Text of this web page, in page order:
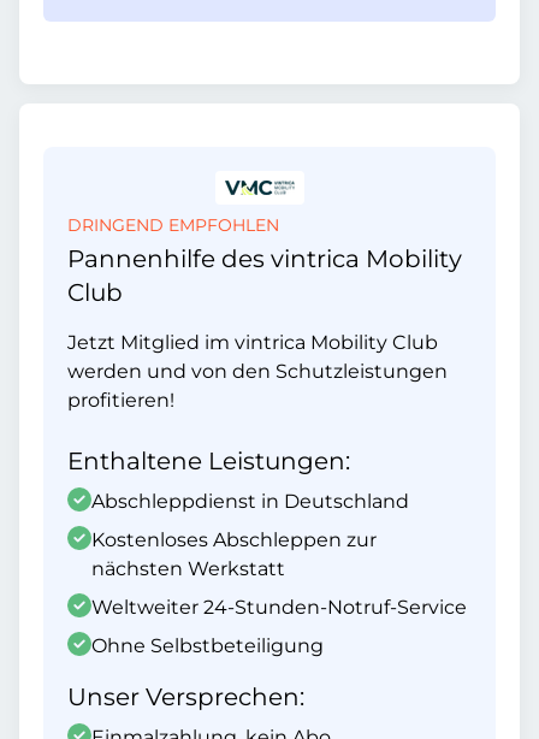
DRINGEND EMPFOHLEN
Pannenhilfe des vintrica Mobility
Club
Jetzt Mitglied im vintrica Mobility Club
werden und von den Schutzleistungen
profitieren!
Enthaltene Leistungen:
Abschleppdienst in Deutschland
Kostenloses Abschleppen zur
nächsten Werkstatt
Weltweiter 24-Stunden-Notruf-Service
Ohne Selbstbeteiligung
Unser Versprechen: